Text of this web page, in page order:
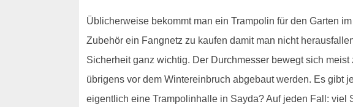
Üblicherweise bekommt man ein Trampolin für den Garten
Zubehör ein Fangnetz zu kaufen damit man nicht
Sicherheit ganz wichtig. Der Durchmesser bewegt sich
übrigens vor dem Wintereinbruch abgebaut werden. Es gibt
eigentlich eine Trampolinhalle in Sayda? Auf jeden Fall: viel